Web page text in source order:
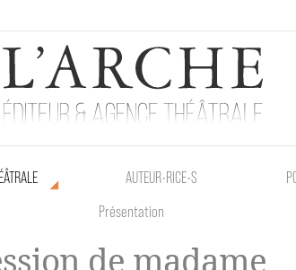
weekend !
Présentation
AUTEUR•RICE•S
de madame